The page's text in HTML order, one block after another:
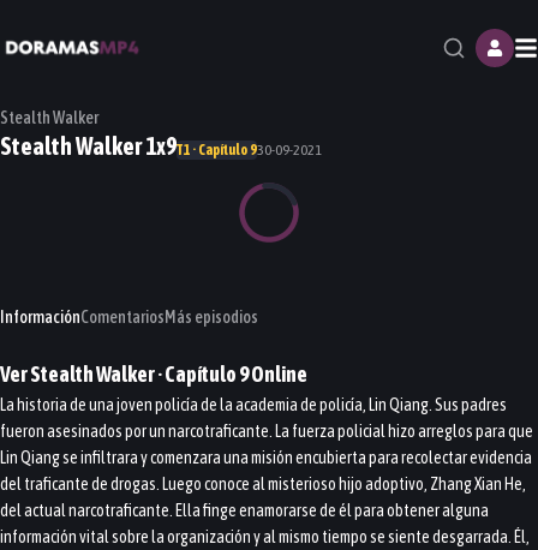
Stealth Walker
Stealth Walker 1x9T1 · Capítulo 930-09-2021
InformaciónComentariosMás episodios
VerStealth Walker· Capítulo9Online
La historia de una joven policía de la academia de policía, Lin Qiang. Sus padres
fueron asesinados por un narcotraficante. La fuerza policial hizo arreglos para que
Lin Qiang se infiltrara y comenzara una misión encubierta para recolectar evidencia
del traficante de drogas. Luego conoce al misterioso hijo adoptivo, Zhang Xian He,
del actual narcotraficante. Ella finge enamorarse de él para obtener alguna
información vital sobre la organización y al mismo tiempo se siente desgarrada. Él,